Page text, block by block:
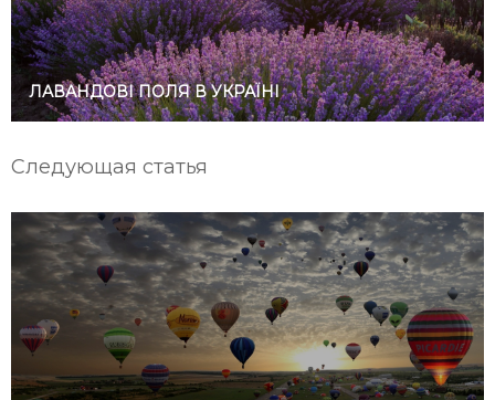
ЛАВАНДОВІ ПОЛЯ В УКРАЇНІ
Следующая статья